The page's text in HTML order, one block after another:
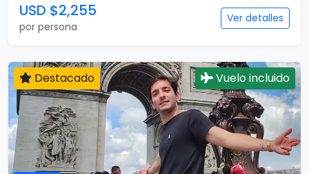
USD $2,255
por persona
Ver detalles
Destacado Vuelo incluido